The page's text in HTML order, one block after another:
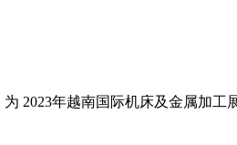
2023年越南国际机床及金属加